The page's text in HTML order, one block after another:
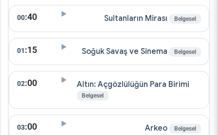
00:40 Sultanların Mirası Belgesel
01:15 Soğuk Savaş ve Sinema Belgesel
02:00 Altın: Açgözlülüğün Para Birimi
Belgesel
03:00 Arkeo Belgesel